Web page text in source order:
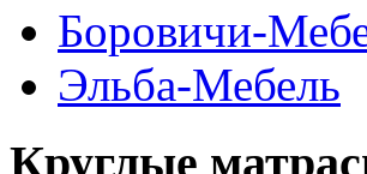
Боровичи-
Эльба-Мебель
Круглые